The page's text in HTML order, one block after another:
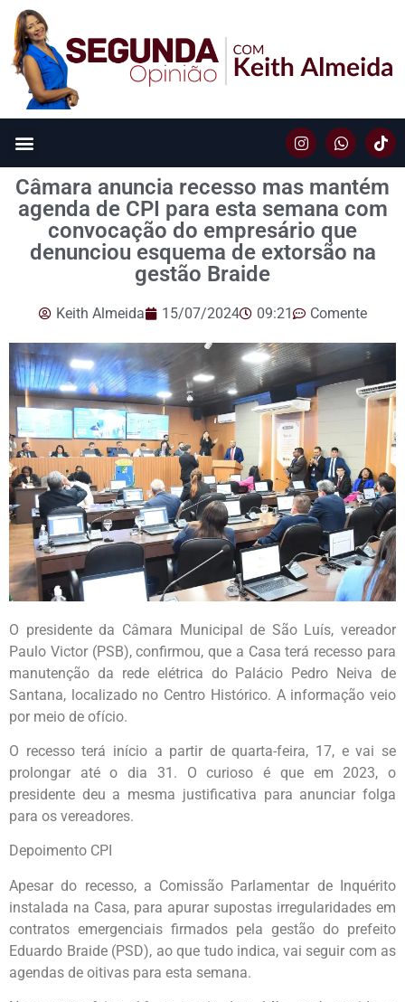
Câmara anuncia recesso mas mantém
agenda de CPI para esta semana com
convocação do empresário que
denunciou esquema de extorsão na
gestão Braide
Keith Almeida 15/07/2024 09:21 Comente
O presidente da Câmara Municipal de São Luís, vereador
Paulo Victor (PSB), confirmou, que a Casa terá recesso para
manutenção da rede elétrica do Palácio Pedro Neiva de
Santana, localizado no Centro Histórico. A informação veio
por meio de ofício.
O recesso terá início a partir de quarta-feira, 17, e vai se
prolongar até o dia 31. O curioso é que em 2023, o
presidente deu a mesma justificativa para anunciar folga
para os vereadores.
Depoimento CPI
Apesar do recesso, a Comissão Parlamentar de Inquérito
instalada na Casa, para apurar supostas irregularidades em
contratos emergenciais firmados pela gestão do prefeito
Eduardo Braide (PSD), ao que tudo indica, vai seguir com as
agendas de oitivas para esta semana.